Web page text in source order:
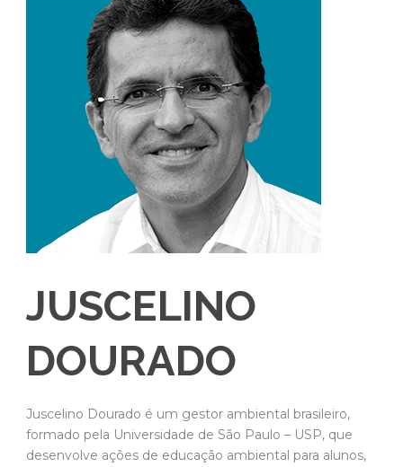
JUSCELINO
DOURADO
Juscelino Dourado é um gestor ambiental brasileiro,
formado pela Universidade de São Paulo – USP, que
desenvolve ações de educação ambiental para alunos,